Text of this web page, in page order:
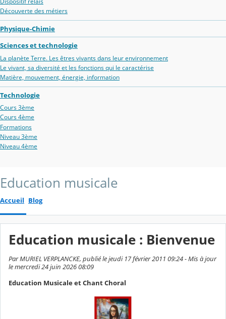
Découverte des métiers
Physique-Chimie
Sciences et technologie
La planète Terre. Les êtres vivants dans leur environnement
Le vivant, sa diversité et les fonctions qui le caractérise
Matière, mouvement, énergie, information
Technologie
Cours 3ème
Cours 4ème
Formations
Niveau 3ème
Niveau 4ème
Education musicale
Accueil Blog
Education musicale : Bienvenue
Par MURIEL VERPLANCKE, publié le jeudi 17 février 2011 09:24 - Mis à jour
le mercredi 24 juin 2026 08:09
Education Musicale et Chant Choral